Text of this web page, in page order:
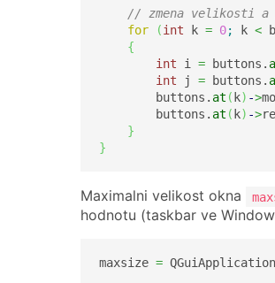
// zmena velikosti a
for
(int k = 0; k <
{
int i = buttons.
int j = buttons.
        buttons.
at ( k) ->
        buttons.
at ( k) ->
}
}
Maximalni velikost okna
hodnotu (taskbar ve
maxsize = QGuiApplication